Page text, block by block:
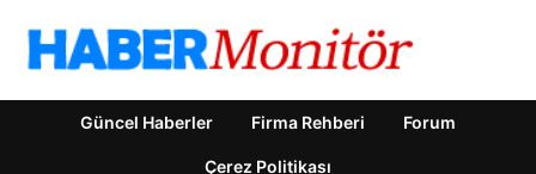
Güncel Haberler Firma Rehberi Forum
Çerez Politikası